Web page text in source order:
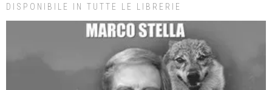
DISPONIBILE IN TUTTE LE LIBRERIE